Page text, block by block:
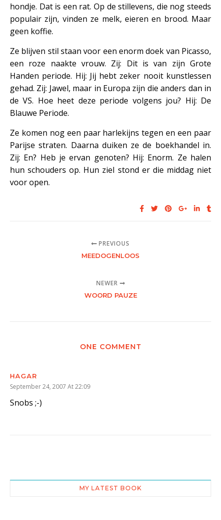
hondje. Dat is een rat. Op de stillevens, die nog steeds
populair zijn, vinden ze melk, eieren en brood. Maar
geen koffie.
Ze blijven stil staan voor een enorm doek van Picasso,
een roze naakte vrouw. Zij: Dit is van zijn Grote
Handen periode. Hij: Jij hebt zeker nooit kunstlessen
gehad. Zij: Jawel, maar in Europa zijn die anders dan in
de VS. Hoe heet deze periode volgens jou? Hij: De
Blauwe Periode.
Ze komen nog een paar harlekijns tegen en een paar
Parijse straten. Daarna duiken ze de boekhandel in.
Zij: En? Heb je ervan genoten? Hij: Enorm. Ze halen
hun schouders op. Hun ziel stond er die middag niet
voor open.
PREVIOUS
MEEDOGENLOOS
NEWER
WOORD PAUZE
ONE COMMENT
HAGAR
September 24, 2007 At 22:09
Snobs ;-)
MY LATEST BOOK